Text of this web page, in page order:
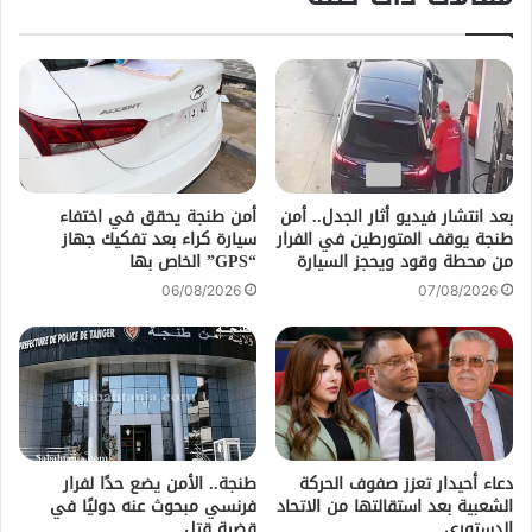
بعد انتشار فيديو أثار الجدل.. أمن
طنجة يوقف المتورطين في الفرار
من محطة وقود ويحجز السيارة
07/08/2026
أمن طنجة يحقق في اختفاء
سيارة كراء بعد تفكيك جهاز
“GPS” الخاص بها
06/08/2026
دعاء أحيدار تعزز صفوف الحركة
الشعبية بعد استقالتها من الاتحاد
طنجة.. الأمن يضع حدًا لفرار
فرنسي مبحوث عنه دوليًا في